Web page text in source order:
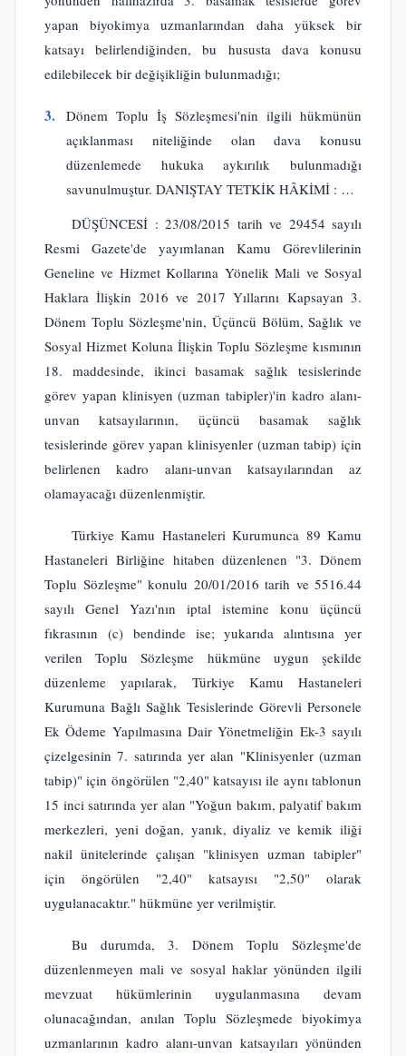
yapan biyokimya uzmanlarından daha yüksek bir
katsayı belirlendiğinden, bu hususta dava konusu
edilebilecek bir değişikliğin bulunmadığı;
3.
Dönem Toplu İş Sözleşmesi'nin ilgili hükmünün
açıklanması niteliğinde olan dava konusu
düzenlemede hukuka aykırılık bulunmadığı
savunulmuştur. DANIŞTAY TETKİK HÂKİMİ : …
DÜŞÜNCESİ : 23/08/2015 tarih ve 29454 sayılı
Resmi Gazete'de yayımlanan Kamu Görevlilerinin
Geneline ve Hizmet Kollarına Yönelik Mali ve Sosyal
Haklara İlişkin 2016 ve 2017 Yıllarını Kapsayan 3.
Dönem Toplu Sözleşme'nin, Üçüncü Bölüm, Sağlık ve
Sosyal Hizmet Koluna İlişkin Toplu Sözleşme kısmının
18. maddesinde, ikinci basamak sağlık tesislerinde
görev yapan klinisyen (uzman tabipler)'in kadro alanı-
unvan katsayılarının, üçüncü basamak sağlık
tesislerinde görev yapan klinisyenler (uzman tabip) için
belirlenen kadro alanı-unvan katsayılarından az
olamayacağı düzenlenmiştir.
Türkiye Kamu Hastaneleri Kurumunca 89 Kamu
Hastaneleri Birliğine hitaben düzenlenen "3. Dönem
Toplu Sözleşme" konulu 20/01/2016 tarih ve 5516.44
sayılı Genel Yazı'nın iptal istemine konu üçüncü
fıkrasının (c) bendinde ise; yukarıda alıntısına yer
verilen Toplu Sözleşme hükmüne uygun şekilde
düzenleme yapılarak, Türkiye Kamu Hastaneleri
Kurumuna Bağlı Sağlık Tesislerinde Görevli Personele
Ek Ödeme Yapılmasına Dair Yönetmeliğin Ek-3 sayılı
çizelgesinin 7. satırında yer alan "Klinisyenler (uzman
tabip)" için öngörülen "2,40" katsayısı ile aynı tablonun
15 inci satırında yer alan "Yoğun bakım, palyatif bakım
merkezleri, yeni doğan, yanık, diyaliz ve kemik iliği
nakil ünitelerinde çalışan "klinisyen uzman tabipler"
için öngörülen "2,40" katsayısı "2,50" olarak
uygulanacaktır." hükmüne yer verilmiştir.
Bu durumda, 3. Dönem Toplu Sözleşme'de
düzenlenmeyen mali ve sosyal haklar yönünden ilgili
mevzuat hükümlerinin uygulanmasına devam
olunacağından, anılan Toplu Sözleşmede biyokimya
uzmanlarının kadro alanı-unvan katsayıları yönünden